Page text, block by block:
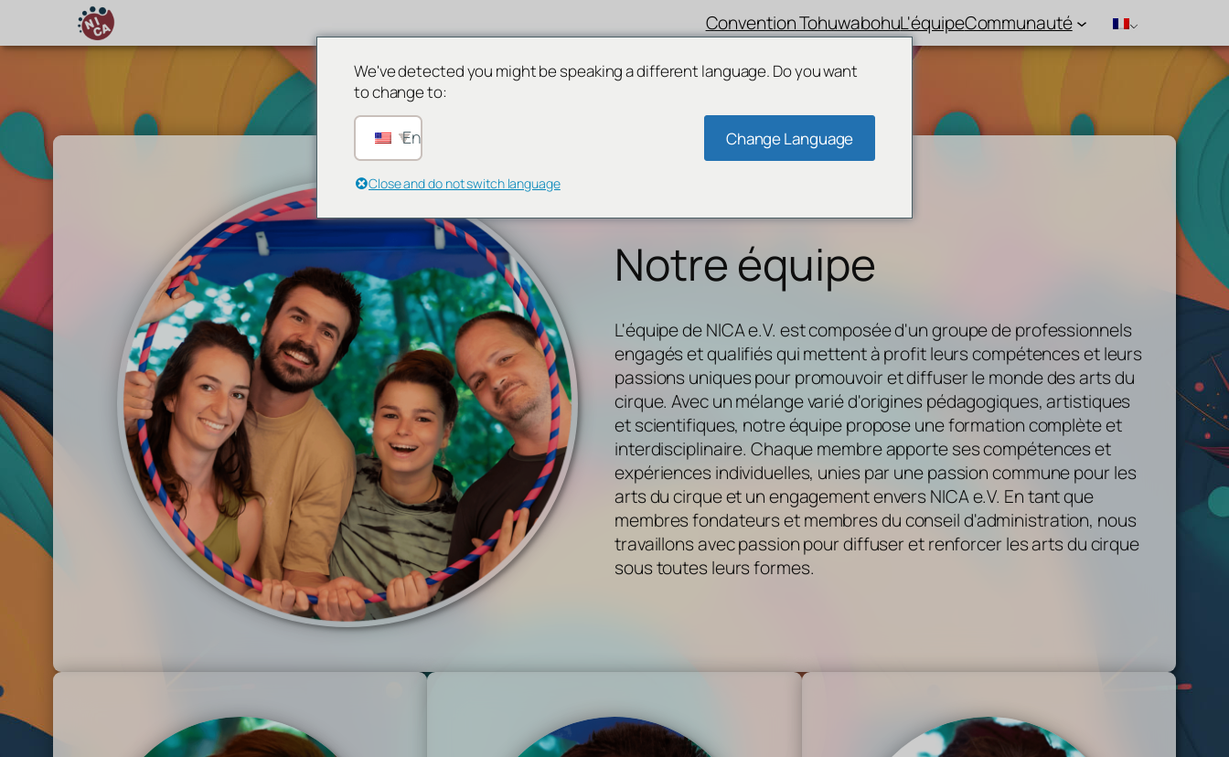
au
contenu
Convention TohuwabohuL'équipeCommunauté
Notre équipe
L'équipe de NICA e.V. est composée d'un groupe de professionnels
engagés et qualifiés qui mettent à profit leurs compétences et leurs
passions uniques pour promouvoir et diffuser le monde des arts du
cirque. Avec un mélange varié d'origines pédagogiques, artistiques
et scientifiques, notre équipe propose une formation complète et
interdisciplinaire. Chaque membre apporte ses compétences et
expériences individuelles, unies par une passion commune pour les
arts du cirque et un engagement envers NICA e.V. En tant que
membres fondateurs et membres du conseil d'administration, nous
travaillons avec passion pour diffuser et renforcer les arts du cirque
sous toutes leurs formes.
We've detected you might be speaking a different language. Do you want
to change to:
English Change Language
Close and do not switch language